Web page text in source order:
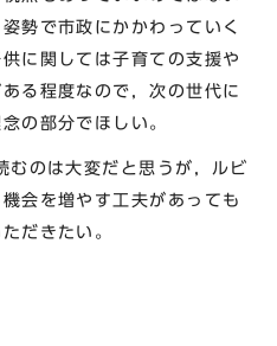
勢で市政にかかわっていく
に関しては子育ての支援や
る程度なので，次の世代に
の部分でほしい。
のは大変だと思うが，ルビ
会を増やす工夫があっても
だきたい。